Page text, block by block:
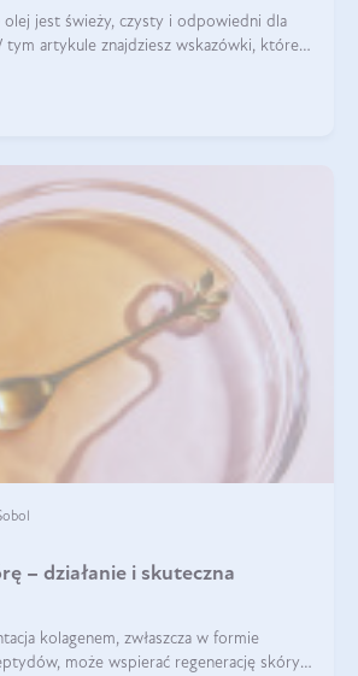
olej jest świeży, czysty i odpowiedni dla
tym artykule znajdziesz wskazówki, które
– działanie i skuteczna
kolagenem, zwłaszcza w formie
może wspierać regenerację skóry i